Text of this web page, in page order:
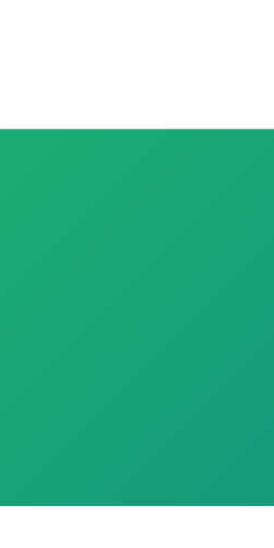
com a gente!! Adicione seus